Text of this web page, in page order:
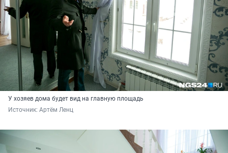
У хозяев дома будет вид на главную площадь
Источник: Артём Ленц